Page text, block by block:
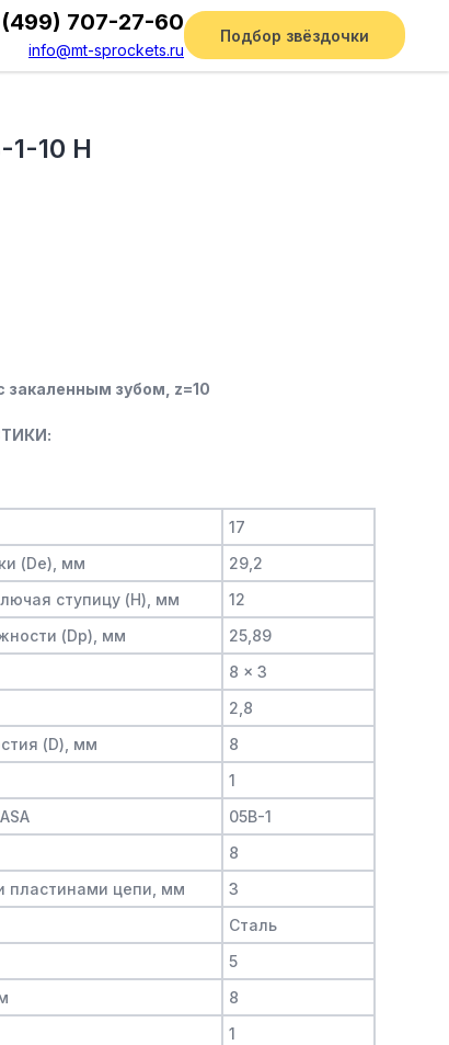
(499) 707-27-60
info@mt-sprockets.ru
Подбор звёздочки
1-10 H
закаленным зубом, z=10
17
(De), мм
29,2
ступицу (H), мм
12
(Dp), мм
25,89
8 x 3
2,8
(D), мм
8
1
05B-1
8
пластинами цепи, мм
3
Сталь
5
8
1